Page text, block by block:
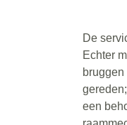
De
Echter
een